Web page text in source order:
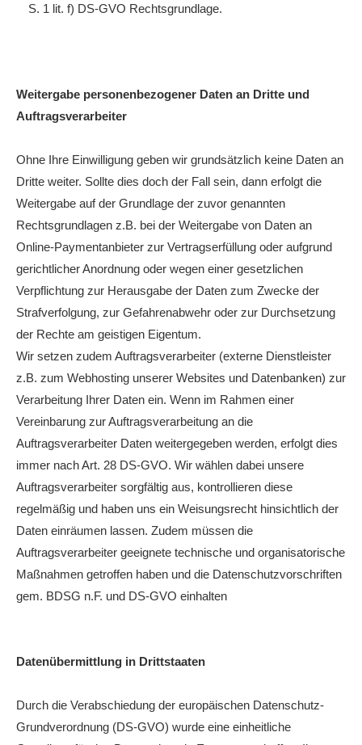
S. 1 lit. f) DS-GVO Rechtsgrundlage.
Weitergabe personenbezogener Daten an Dritte und
Auftragsverarbeiter
Ohne Ihre Einwilligung geben wir grundsätzlich keine Daten an
Dritte weiter. Sollte dies doch der Fall sein, dann erfolgt die
Weitergabe auf der Grundlage der zuvor genannten
Rechtsgrundlagen z.B. bei der Weitergabe von Daten an
Online-Paymentanbieter zur Vertragserfüllung oder aufgrund
gerichtlicher Anordnung oder wegen einer gesetzlichen
Verpflichtung zur Herausgabe der Daten zum Zwecke der
Strafverfolgung, zur Gefahrenabwehr oder zur Durchsetzung
der Rechte am geistigen Eigentum.
Wir setzen zudem Auftragsverarbeiter (externe Dienstleister
z.B. zum Webhosting unserer Websites und Datenbanken) zur
Verarbeitung Ihrer Daten ein. Wenn im Rahmen einer
Vereinbarung zur Auftragsverarbeitung an die
Auftragsverarbeiter Daten weitergegeben werden, erfolgt dies
immer nach Art. 28 DS-GVO. Wir wählen dabei unsere
Auftragsverarbeiter sorgfältig aus, kontrollieren diese
regelmäßig und haben uns ein Weisungsrecht hinsichtlich der
Daten einräumen lassen. Zudem müssen die
Auftragsverarbeiter geeignete technische und organisatorische
Maßnahmen getroffen haben und die Datenschutzvorschriften
gem. BDSG n.F. und DS-GVO einhalten
Datenübermittlung in Drittstaaten
Durch die Verabschiedung der europäischen Datenschutz-
Grundverordnung (DS-GVO) wurde eine einheitliche